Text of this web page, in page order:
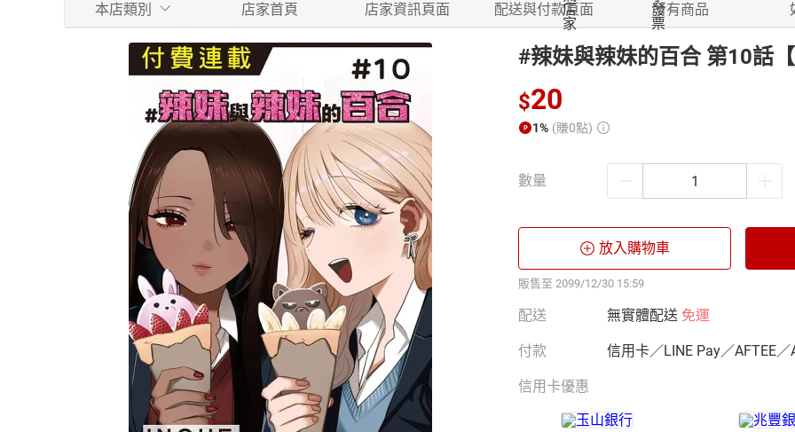
本店類別 店家首頁 店家資訊頁面 配送與付款頁面 所有商品
#辣妹與辣妹的百合 第10話【
$20
1% (賺0點)
數量
放入購物車
販售至 2099/12/30 15:59
配送 無實體配送 免運
付款 信用卡／LINE Pay／AFTEE／
信用卡優惠